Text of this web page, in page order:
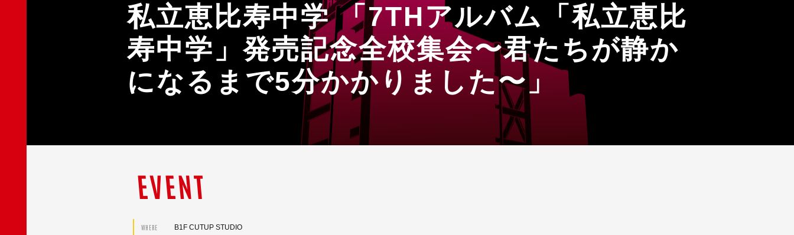
私立恵比寿中学 「7THアルバム「私立恵比
寿中学」発売記念全校集会〜君たちが静か
になるまで5分かかりました〜」
EVENT
WHERE B1F CUTUP STUDIO